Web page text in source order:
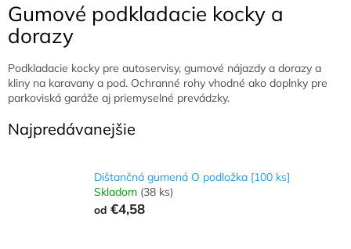
Gumové podkladacie kocky a
dorazy
Podkladacie kocky pre autoservisy, gumové nájazdy a dorazy a
kliny na karavany a pod. Ochranné rohy vhodné ako doplnky pre
parkoviská garáže aj priemyselné prevádzky.
Najpredávanejšie
Dištančná gumená O podložka [100 ks]
Skladom (38 ks)
od €4,58